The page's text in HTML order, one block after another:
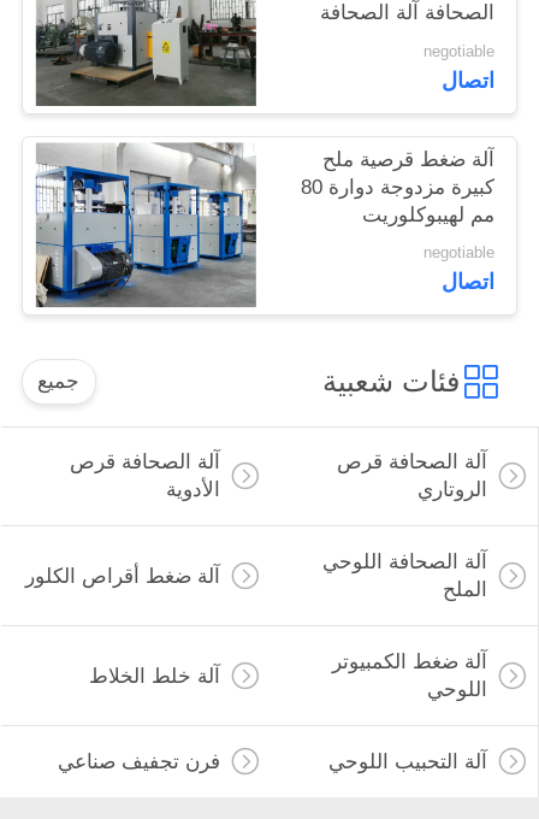
الصحافة آلة الصحافة
سرعة قابل للتعديل
negotiable
اتصال
آلة ضغط قرصية ملح
كبيرة مزدوجة دوارة 80
مم لهيبوكلوريت
الكالسيوم
negotiable
اتصال
فئات شعبية جميع
آلة الصحافة قرص
الروتاري
آلة الصحافة قرص
الأدوية
آلة الصحافة اللوحي
الملح
آلة ضغط أقراص الكلور
آلة ضغط الكمبيوتر
اللوحي
آلة خلط الخلاط
آلة التحبيب اللوحي فرن تجفيف صناعي